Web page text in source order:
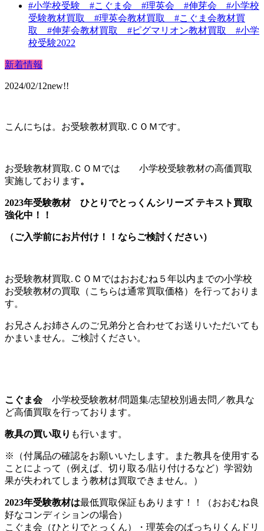
#小学校受験 #こぐま会 #理英会 #伸芽会 #小学校
受験教材買取 #理英会教材買取 #こぐま会教材買
取 #伸芽会教材買取 #ピグマリオン教材買取 #小学
校受験2022
新着情報
2024/02/12new!!
こんにちは。お受験教材買取.ＣＯＭです。
お受験教材買取.ＣＯＭでは 小学校受験教材の高価買取
実施しております。
2023年受験教材 ひとりでとっくんシリーズ テキスト買取
強化中！！
（ご入学前にお片付け！！ならご検討ください）
お受験教材買取.ＣＯＭではおおむね５年以内までの小学校
お受験教材の買取（こちらは通常買取価格）を行っておりま
す。
お兄さんお姉さんのご兄弟分と合わせてお送りいただいても
かまいません。ご検討ください。
こぐま会小学校受験教材/問題集/志望校別過去問／教具な
ど高価買取を行っております。
教具の買い取り も行います。
※（付属品の確認をお願いいたします。また教具を使用する
ことによって（例えば、切り取る/貼り付けるなど）学習効
果が失われてしまう教材は買取できません。）
2023年受験教材は最低買取保証もあります！！（おおむね良
好なコンディションの場合）
こぐま会（ひとりでとっくん）・理英会のばっちりくんドリ